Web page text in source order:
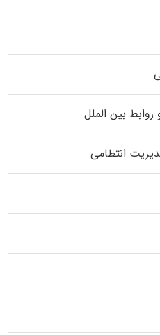
بین الملل
انتظامی